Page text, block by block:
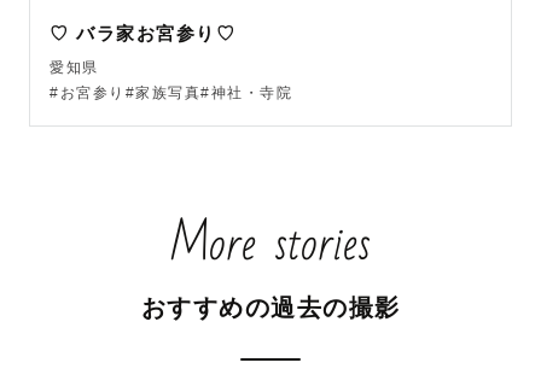
どんな雰囲気がお好きかもお伺いしますので、遠慮なくリ
クエストしてください😌
ご家族にとって大切な想い出となる一日だから
楽しい想い出になる一日を過ごしていただけるよう心掛け
♡ バラ家お宮参り♡
愛知県
#お宮参り#家族写真#神社・寺院
More stories
おすすめの過去の撮影